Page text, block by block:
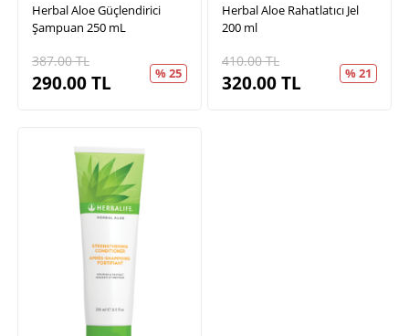
Herbal Aloe Güçlendirici
Şampuan 250 mL
387.00TL
290.00TL % 25
Herbal Aloe Rahatlatıcı Jel
200 ml
410.00TL
320.00TL % 21